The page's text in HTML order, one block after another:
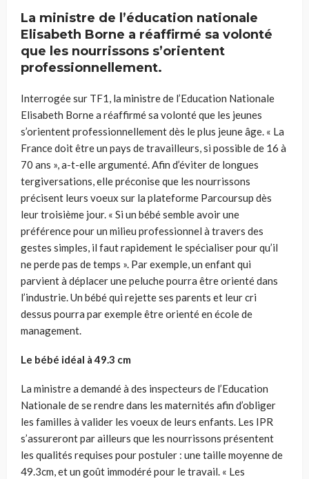
La ministre de l’éducation nationale
Elisabeth Borne a réaffirmé sa volonté
que les nourrissons s’orientent
professionnellement.
Interrogée sur TF1, la ministre de l’Education Nationale
Elisabeth Borne a réaffirmé sa volonté que les jeunes
s’orientent professionnellement dès le plus jeune âge. « La
France doit être un pays de travailleurs, si possible de 16 à
70 ans », a-t-elle argumenté. Afin d’éviter de longues
tergiversations, elle préconise que les nourrissons
précisent leurs voeux sur la plateforme Parcoursup dès
leur troisième jour. « Si un bébé semble avoir une
préférence pour un milieu professionnel à travers des
gestes simples, il faut rapidement le spécialiser pour qu’il
ne perde pas de temps ». Par exemple, un enfant qui
parvient à déplacer une peluche pourra être orienté dans
l’industrie. Un bébé qui rejette ses parents et leur cri
dessus pourra par exemple être orienté en école de
management.
Le bébé idéal à 49.3 cm
La ministre a demandé à des inspecteurs de l’Education
Nationale de se rendre dans les maternités afin d’obliger
les familles à valider les voeux de leurs enfants. Les IPR
s’assureront par ailleurs que les nourrissons présentent
les qualités requises pour postuler : une taille moyenne de
49.3cm, et un goût immodéré pour le travail. « Les